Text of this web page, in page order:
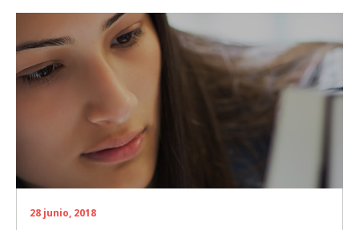
28 junio, 2018